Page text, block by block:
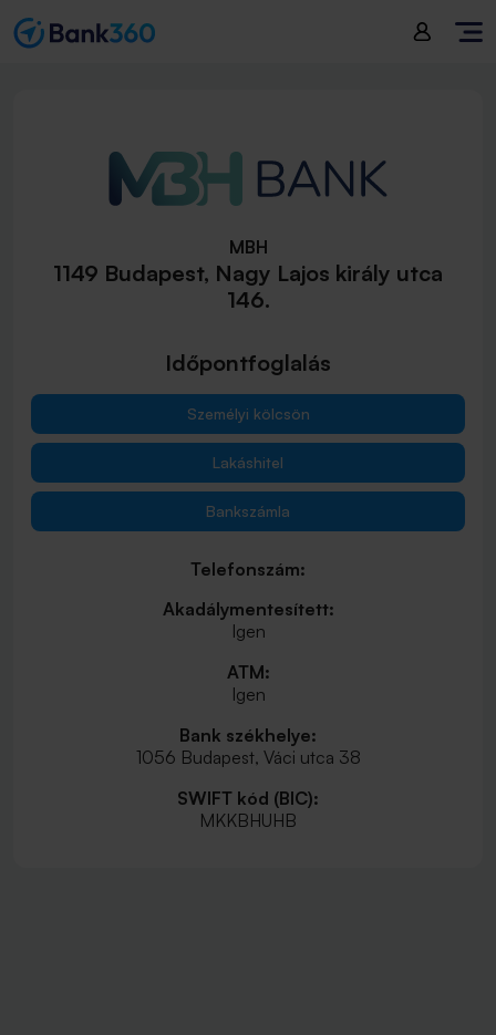
MBH
1149 Budapest, Nagy Lajos király utca
146.
Időpontfoglalás
Személyi kölcsön
Lakáshitel
Bankszámla
Telefonszám:
Akadálymentesített:
Igen
ATM:
Igen
Bank székhelye:
1056 Budapest, Váci utca 38
SWIFT kód (BIC):
MKKBHUHB